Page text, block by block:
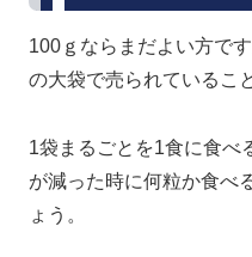
100ｇならまだよい方で
の大袋で売られているこ
1袋まるごとを1食に食べ
が減った時に何粒か食べ
ょう。